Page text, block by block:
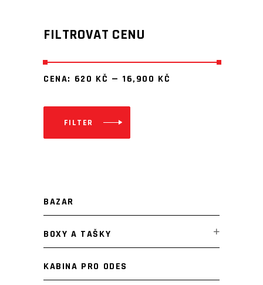
FILTROVAT CENU
FILTER
CENA: 620 KČ — 16,900 KČ
BAZAR
BOXY A TAŠKY
KABINA PRO ODES